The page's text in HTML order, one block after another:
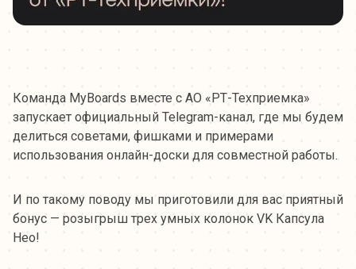
Команда MyBoards вместе с АО «РТ-Техприемка»
запускает официальный Telegram-канал, где мы будем
делиться советами, фишками и примерами
использования онлайн-доски для совместной работы.
И по такому поводу мы приготовили для вас приятный
бонус — розыгрыш трех умных колонок VK Капсула
Нео!